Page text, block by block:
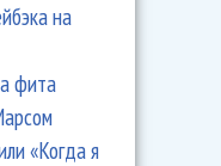
на
фита
«Когда я